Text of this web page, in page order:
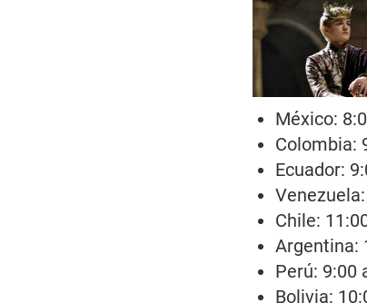
México:
Colombia:
Ecuador:
Chile:
Argentina:
Perú: 9:00
Bolivia: